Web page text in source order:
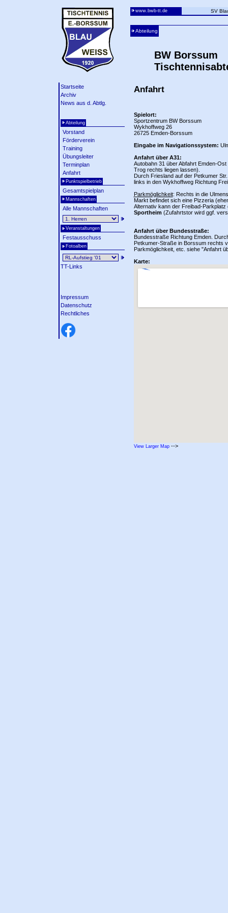
Startseite
Archiv
News aus d. Abtlg.
Abteilung
Vorstand
Förderverein
Training
Übungsleiter
Terminplan
Anfahrt
Punktspielbetrieb
Gesamtspielplan
Mannschaften
Alle Mannschaften
Veranstaltungen
Festausschuss
Fotoalben
TT-Links
Impressum
Datenschutz
Rechtliches
www.bwb-tt.de SV
Abteilung
BW Borssum
Anfahrt
Spielort:
Sportzentrum BW Borssum
Wykhoffweg 26
26725 Emden-Borssum
Eingabe im Navigationssystem:
Anfahrt über A31:
Autobahn 31 über Abfahrt Emden-
Trog rechts liegen lassen).
Durch Friesland auf der Petkumer
links in den Wykhoffweg Richtung
Parkmöglichkeit: Rechts in die
Markt befindet sich eine Pizzeria
Alternativ kann der Freibad-
Sportheim(Zufahrtstor wird ggf.
Anfahrt über Bundesstraße:
Bundesstraße Richtung Emden.
Petkumer-Straße in Borssum rechts
Parkmöglichkeit, etc. siehe "Anfahrt
Karte:
View Larger Map -->